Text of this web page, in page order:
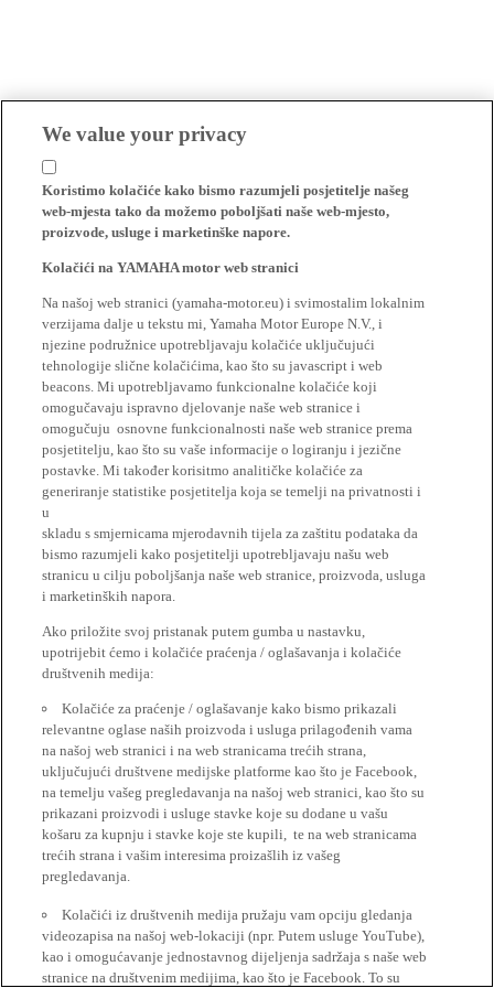
We value your privacy
Koristimo kolačiće kako bismo razumjeli posjetitelje našeg
web-mjesta tako da možemo poboljšati naše web-mjesto,
proizvode, usluge i marketinške napore.
Kolačići na YAMAHA motor web stranici
Na našoj web stranici (yamaha-motor.eu) i svimostalim lokalnim
verzijama dalje u tekstu mi, Yamaha Motor Europe N.V., i
njezine podružnice upotrebljavaju kolačiće uključujući
tehnologije slične kolačićima, kao što su javascript i web
beacons. Mi upotrebljavamo funkcionalne kolačiće koji
omogučavaju ispravno djelovanje naše web stranice i
omogučuju osnovne funkcionalnosti naše web stranice prema
posjetitelju, kao što su vaše informacije o logiranju i jezične
postavke. Mi također korisitmo analitičke kolačiće za
generiranje statistike posjetitelja koja se temelji na privatnosti i
u
skladu s smjernicama mjerodavnih tijela za zaštitu podataka da
bismo razumjeli kako posjetitelji upotrebljavaju našu web
stranicu u cilju poboljšanja naše web stranice, proizvoda, usluga
i marketinških napora.
Ako priložite svoj pristanak putem gumba u nastavku,
upotrijebit ćemo i kolačiće praćenja / oglašavanja i kolačiće
društvenih medija:
Kolačiće za praćenje / oglašavanje kako bismo prikazali
relevantne oglase naših proizvoda i usluga prilagođenih vama
na našoj web stranici i na web stranicama trećih strana,
uključujući društvene medijske platforme kao što je Facebook,
na temelju vašeg pregledavanja na našoj web stranici, kao što su
prikazani proizvodi i usluge stavke koje su dodane u vašu
košaru za kupnju i stavke koje ste kupili, te na web stranicama
trećih strana i vašim interesima proizašlih iz vašeg
pregledavanja.
Kolačići iz društvenih medija pružaju vam opciju gledanja
videozapisa na našoj web-lokaciji (npr. Putem usluge YouTube),
kao i omogućavanje jednostavnog dijeljenja sadržaja s naše web
stranice na društvenim medijima, kao što je Facebook. To su